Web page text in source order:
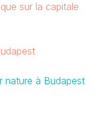
sur la capitale
nature à Budapest